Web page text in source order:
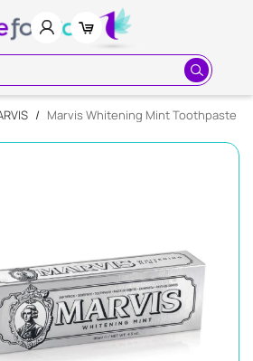
/ Marvis Whitening Mint Toothpaste